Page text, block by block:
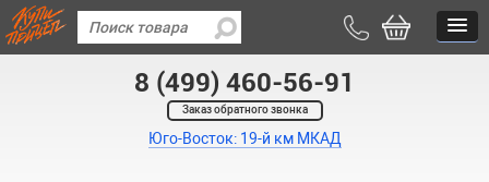
8 (499) 460-56-91
Заказ обратного звонка
Юго-Восток: 19-й км МКАД